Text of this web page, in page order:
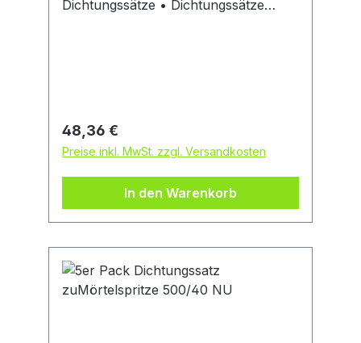
Dichtungssätze • Dichtungssätze
1601877, info@kaim-
industrieprodukte.de
Regulärer Preis:
48,36 €
Preise inkl. MwSt. zzgl. Versandkosten
In den Warenkorb